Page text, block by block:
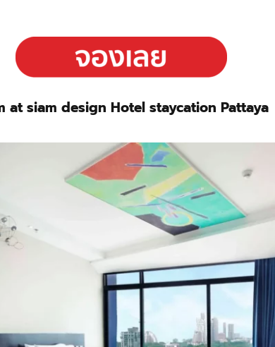
at siam design Hotel staycation Pattaya